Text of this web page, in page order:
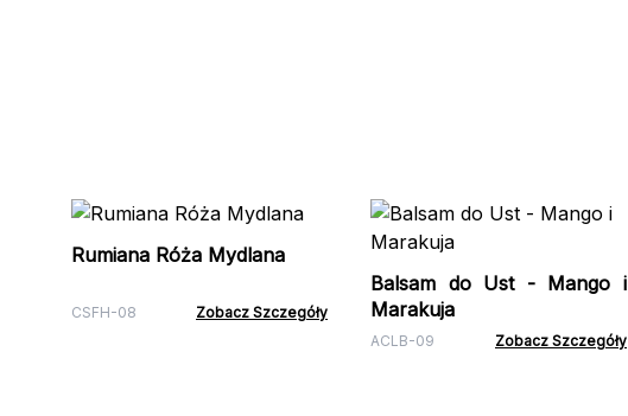
Rumiana Róża Mydlana
CSFH-08 Zobacz Szczegóły
Balsam do Ust - Mango i
Marakuja
ACLB-09 Zobacz Szczegóły